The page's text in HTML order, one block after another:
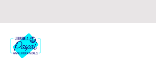
Corcheteras y Perforadoras